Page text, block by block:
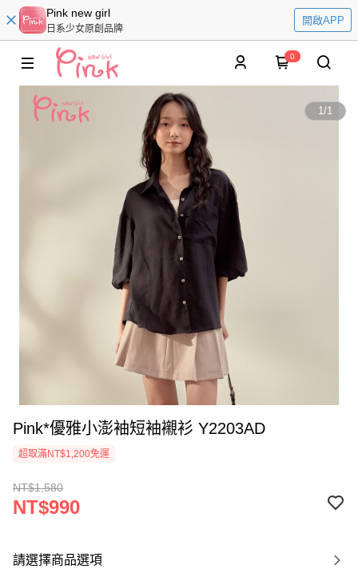
Pink new girl
日系少女原創品牌
開啟APP
0
1/1
Pink*優雅小澎袖短袖襯衫 Y2203AD
超取滿NT$1,200免運
NT$1,580
NT$990
請選擇商品選項